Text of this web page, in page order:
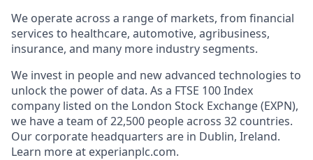
We operate across a range of markets, from financial
services to healthcare, automotive, agribusiness,
insurance, and many more industry segments.
We invest in people and new advanced technologies to
unlock the power of data. As a FTSE 100 Index
company listed on the London Stock Exchange (EXPN),
we have a team of 22,500 people across 32 countries.
Our corporate headquarters are in Dublin, Ireland.
Learn more at experianplc.com.